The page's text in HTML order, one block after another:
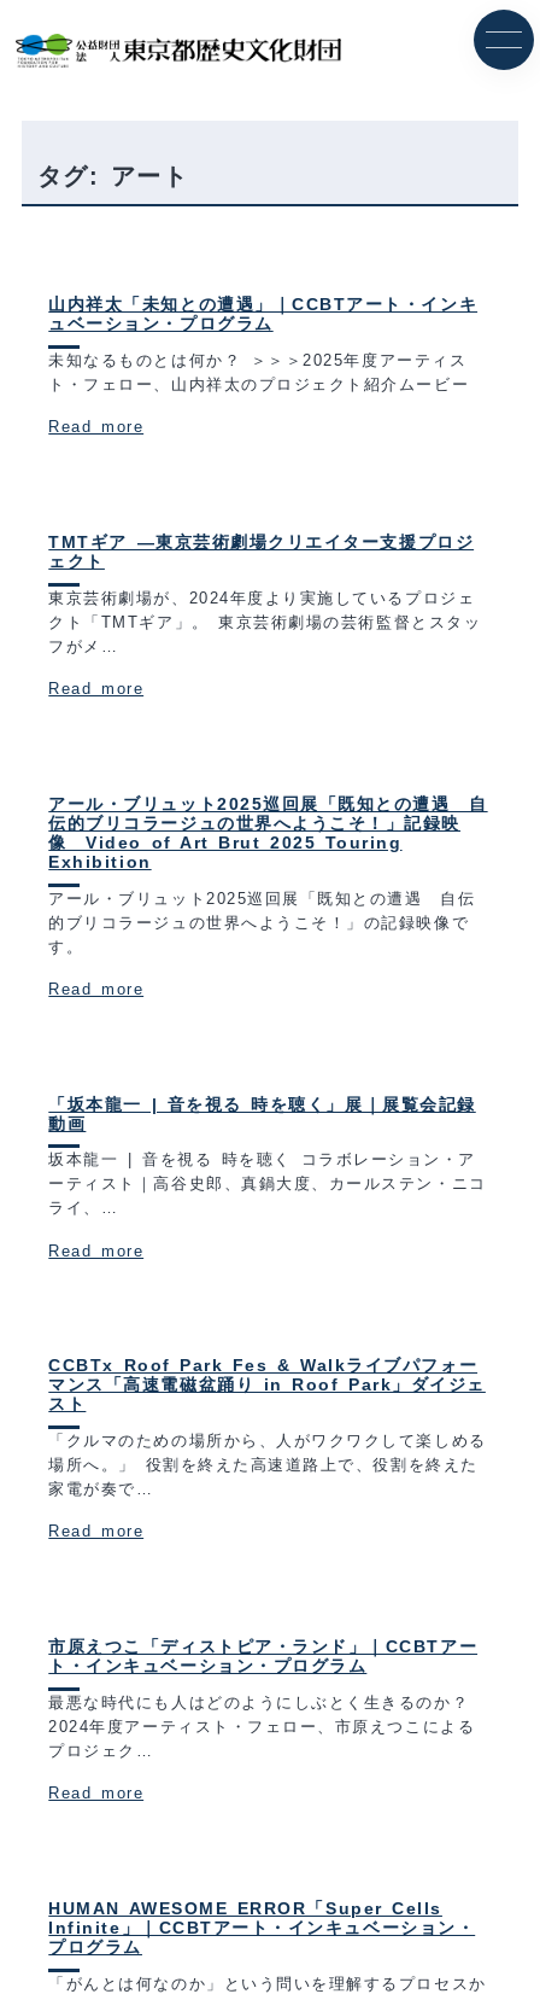
タグ: アート
山内祥太「未知との遭遇」｜CCBTアート・インキ
ュベーション・プログラム
未知なるものとは何か？ ＞＞＞2025年度アーティス
ト・フェロー、山内祥太のプロジェクト紹介ムービー
Read more
TMTギア ―東京芸術劇場クリエイター支援プロジ
ェクト
東京芸術劇場が、2024年度より実施しているプロジェ
クト「TMTギア」。 東京芸術劇場の芸術監督とスタッ
フがメ…
Read more
アール・ブリュット2025巡回展「既知との遭遇 自
伝的ブリコラージュの世界へようこそ！」記録映
像 Video of Art Brut 2025 Touring
Exhibition
アール・ブリュット2025巡回展「既知との遭遇 自伝
的ブリコラージュの世界へようこそ！」の記録映像で
す。
Read more
「坂本龍一 | 音を視る 時を聴く」展｜展覧会記録
動画
坂本龍一 | 音を視る 時を聴く コラボレーション・ア
ーティスト｜高谷史郎、真鍋大度、カールステン・ニコ
ライ、…
Read more
CCBTx Roof Park Fes & Walkライブパフォー
マンス「高速電磁盆踊り in Roof Park」ダイジェ
スト
「クルマのための場所から、人がワクワクして楽しめる
場所へ。」 役割を終えた高速道路上で、役割を終えた
家電が奏で…
Read more
市原えつこ「ディストピア・ランド」｜CCBTアー
ト・インキュベーション・プログラム
最悪な時代にも人はどのようにしぶとく生きるのか？
2024年度アーティスト・フェロー、市原えつこによる
プロジェク…
Read more
HUMAN AWESOME ERROR「Super Cells
Infinite」｜CCBTアート・インキュベーション・
プログラム
「がんとは何なのか」という問いを理解するプロセスか